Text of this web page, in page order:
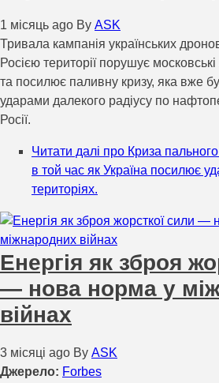
1 місяць ago By ASK
Тривала кампанія українських
Росією території порушує
та посилює паливну кризу, яка вже
ударами далекого радіусу по
Росії.
Читати далі про Криза пального
в той час як Україна посилює
територіях.
Енергія як зброя
— нова норма у
війнах
3 місяці ago By ASK
Джерело: Forbes